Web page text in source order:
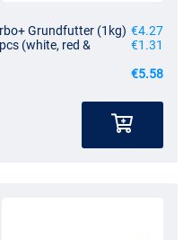
Grundfutter (1kg) €4.27
(white, red &
€1.31
€5.58